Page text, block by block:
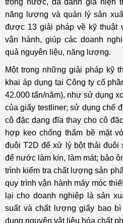
năng lượng và quản lý sản
được 13 giải pháp về kỹ thuật
vận hành, giúp các doanh
quả nguyên liệu, năng lượng.
Một trong những giải pháp kỹ
khai áp dụng tại Công ty cổ
42.000 tấn/năm), như sử dụng
của giấy testliner; sử dụng chế
cô đặc dạng đĩa thay cho cô
hợp keo chống thấm bề mặt
đuôi T2D để xử lý bột thải đuôi
để nước làm kín, làm mát; bảo
trình kiểm tra chất lượng sản
quy trình vận hành máy móc
lại cho doanh nghiệp là sản
suất và chất lượng giấy bao
dụng nguyên vật liệu hóa chất